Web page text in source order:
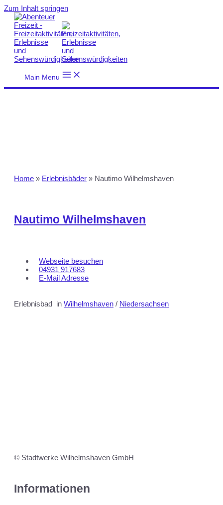
Zum Inhalt springen
Main Menu
Home » Erlebnisbäder » Nautimo Wilhelmshaven
Nautimo Wilhelmshaven
Webseite besuchen
04931 917683
E-Mail Adresse
Erlebnisbad in Wilhelmshaven / Niedersachsen
© Stadtwerke Wilhelmshaven GmbH
Informationen